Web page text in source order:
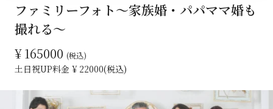
ファミリーフォト～家族婚・パパママ婚も
撮れる～
¥ 165000 (税込)
土日祝UP料金 ¥ 22000(税込)